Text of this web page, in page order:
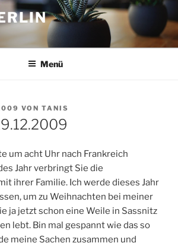
Menü
VON TANIS
um acht Uhr nach Frankreich
Jahr verbringt Sie die
ihrer Familie. Ich werde dieses Jahr
um zu Weihnachten bei meiner
ja jetzt schon eine Weile in Sassnitz
lebt. Bin mal gespannt wie das so
meine Sachen zusammen und